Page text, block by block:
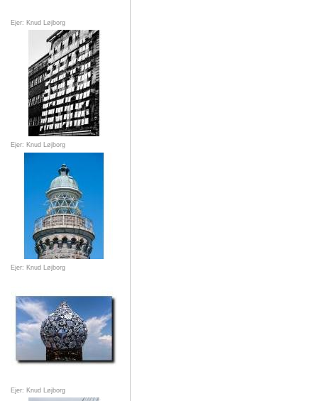
Ejer: Knud Løjborg
Ejer: Knud Løjborg
Ejer: Knud Løjborg
Ejer: Knud Løjborg